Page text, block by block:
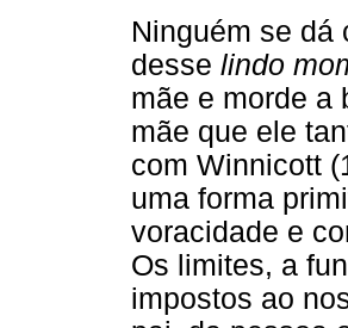
Ninguém se dá
desse lindo
mãe e morde a
mãe que ele
com Winnicott
uma forma
voracidade e
Os limites, a
impostos ao